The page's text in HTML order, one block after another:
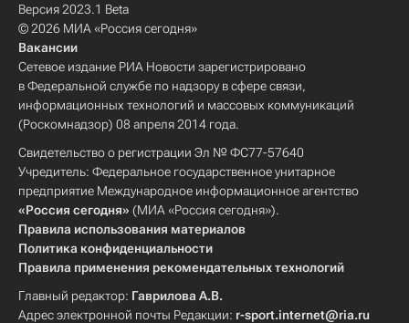
Версия 2023.1 Beta
© 2026 МИА «Россия сегодня»
Вакансии
Сетевое издание РИА Новости зарегистрировано
в Федеральной службе по надзору в сфере связи,
информационных технологий и массовых коммуникаций
(Роскомнадзор) 08 апреля 2014 года.
Свидетельство о регистрации Эл № ФС77-57640
Учредитель: Федеральное государственное унитарное
предприятие Международное информационное агентство
«Россия сегодня» (МИА «Россия сегодня»).
Правила использования материалов
Политика конфиденциальности
Правила применения рекомендательных технологий
Главный редактор: Гаврилова А.В.
Адрес электронной почты Редакции: r-sport.internet@ria.ru